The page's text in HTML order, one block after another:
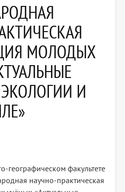
МОЛОДЫХ
И
географическом факультете
научно-практическая